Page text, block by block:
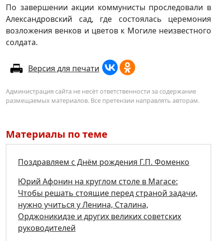
По завершении акции коммунисты проследовали в
Александровский сад, где состоялась церемония
возложения венков и цветов к Могиле неизвестного
солдата.
Версия для печати
Администрация сайта не несёт ответственности за содержание
размещаемых материалов. Все претензии направлять авторам.
Материалы по теме
Поздравляем с Днём рождения Г.П. Фоменко
Юрий Афонин на круглом столе в Магасе:
Чтобы решать стоящие перед страной задачи,
нужно учиться у Ленина, Сталина,
Орджоникидзе и других великих советских
руководителей